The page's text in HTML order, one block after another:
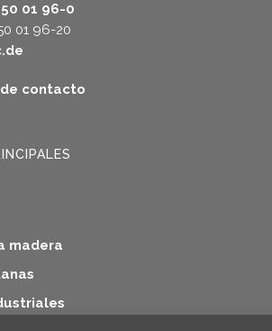
01 96-0
01 96-20
contacto
madera